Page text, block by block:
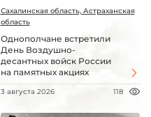
Сахалинская область, Астраханская
область
Однополчане встретили
День Воздушно-
десантных войск России
на памятных акциях
3 августа 2026 118